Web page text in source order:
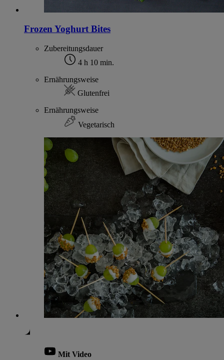
Frozen Yoghurt Bites
Zubereitungsdauer
4 h 10 min.
Ernährungsweise
Glutenfrei
Ernährungsweise
Vegetarisch
Mit Video